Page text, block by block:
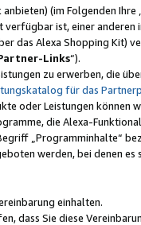
(im Folgenden Ihre „
verfügbar ist, einer anderen
das Alexa Shopping Kit)
Links“).
zu erwerben, die
für das
oder Leistungen können
die Alexa-
„Programminhalte“
werden, bei denen es
einhalten.
dass Sie diese